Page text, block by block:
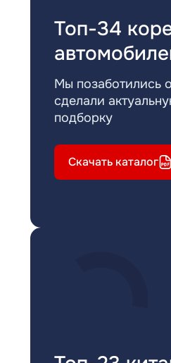
Топ-34
Мы позаботились
сделали
подборку
Скачать каталог